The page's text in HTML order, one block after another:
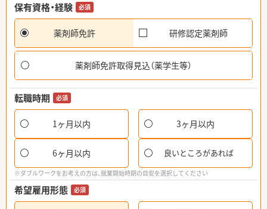
保有資格・経験
必須
薬剤師免許 研修認定薬剤師
薬剤師免許取得見込（薬学生等）
転職時期 必須
1ヶ月以内 3ヶ月以内
6ヶ月以内 良いところがあれば
※ダブルワークをお考えの方は、就業開始時期の目安を選択してください
希望雇用形態 必須